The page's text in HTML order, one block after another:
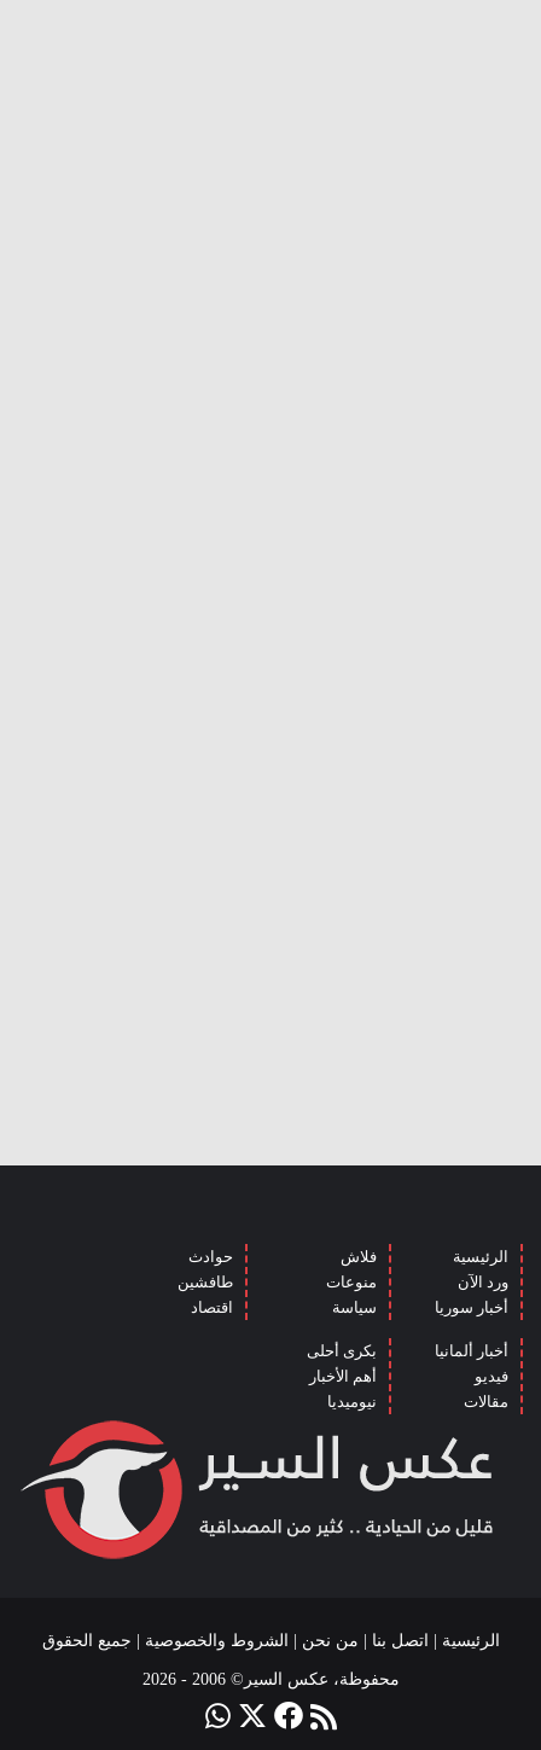
الرئيسية
ورد الآن
أخبار سوريا
فلاش
منوعات
سياسة
حوادث
طافشين
اقتصاد
أخبار ألمانيا
فيديو
مقالات
بكرى أحلى
أهم الأخبار
نيوميديا
الرئيسية اتصل بنا من نحن الشروط والخصوصية | جميع الحقوق
محفوظة، عكس السير© 2006 - 2026